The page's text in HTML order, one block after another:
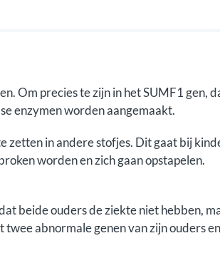
Om precies te zijn in het SUMF1 gen,
enzymen worden aangemaakt.
zetten in andere stofjes. Dit gaat bij
worden en zich gaan opstapelen.
beide ouders de ziekte niet hebben,
abnormale genen van zijn ouders en